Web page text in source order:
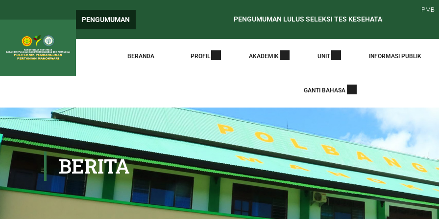
PENGUMUMAN PENGUMUMAN LULUS SELEKSI TES KESEHATAN CALON MAHASISWA
Surat Edaran Periode Awal Pelaporan PDDikti PENELUSURAN
PMB
BERANDA PROFIL AKADEMIK UNIT INFORMASI PUBLIK
GANTI BAHASA
BERITA